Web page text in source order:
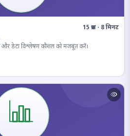
15 प्रश्न · 8 मिनट
और डेटा विश्लेषण कौशल को मजबूत करें।